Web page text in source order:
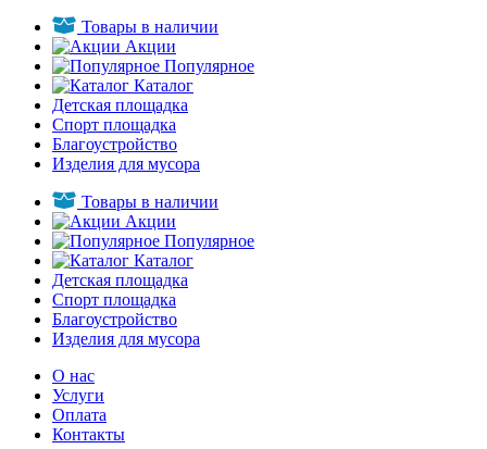
Товары в наличии
Акции
Популярное
Каталог
Детская площадка
Спорт площадка
Благоустройство
Изделия для мусора
Товары в наличии
Акции
Популярное
Каталог
Детская площадка
Спорт площадка
Благоустройство
Изделия для мусора
О нас
Услуги
Оплата
Контакты